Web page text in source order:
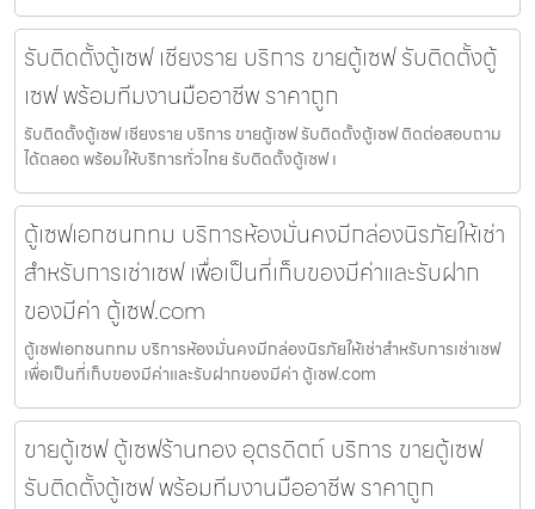
รับติดตั้งตู้เซฟ เชียงราย บริการ ขายตู้เซฟ รับติดตั้งตู้
เซฟ พร้อมทีมงานมืออาชีพ ราคาถูก
รับติดตั้งตู้เซฟ เชียงราย บริการ ขายตู้เซฟ รับติดตั้งตู้เซฟ ติดต่อสอบถาม
ได้ตลอด พร้อมให้บริการทั่วไทย รับติดตั้งตู้เซฟ เ
ตู้เซฟเอกชนกทม บริการห้องมั่นคงมีกล่องนิรภัยให้เช่า
สำหรับการเช่าเซฟ เพื่อเป็นที่เก็บของมีค่าและรับฝาก
ของมีค่า ตู้เซฟ.com
ตู้เซฟเอกชนกทม บริการห้องมั่นคงมีกล่องนิรภัยให้เช่าสำหรับการเช่าเซฟ
เพื่อเป็นที่เก็บของมีค่าและรับฝากของมีค่า ตู้เซฟ.com
ขายตู้เซฟ ตู้เซฟร้านทอง อุตรดิตถ์ บริการ ขายตู้เซฟ
รับติดตั้งตู้เซฟ พร้อมทีมงานมืออาชีพ ราคาถูก